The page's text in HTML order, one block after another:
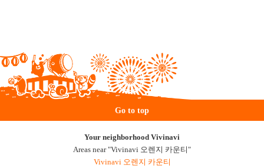
Go to top
Your neighborhood Vivinavi
Areas near "Vivinavi 오렌지 카운티"
Vivinavi 오렌지 카운티